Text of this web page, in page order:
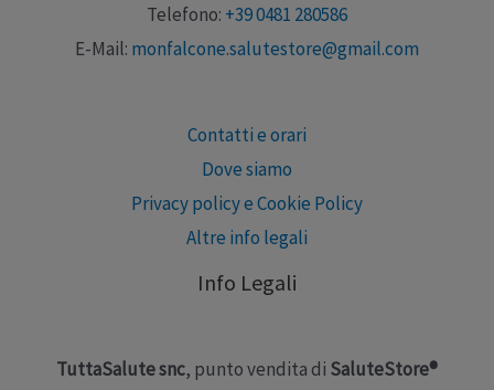
Telefono: +39 0481 280586
E-Mail: monfalcone.salutestore@gmail.com
Contatti e orari
Dove siamo
Privacy policy e Cookie Policy
Altre info legali
Info Legali
TuttaSalute snc, punto vendita di SaluteStore®